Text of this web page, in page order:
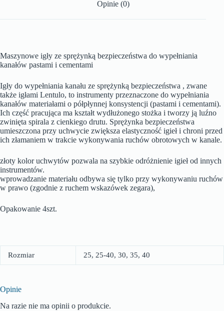
Opinie (0)
Maszynowe igły ze sprężynką bezpieczeństwa do wypełniania
kanałów pastami i cementami
Igły do wypełniania kanału ze sprężynką bezpieczeństwa , zwane
także igłami Lentulo, to instrumenty przeznaczone do wypełniania
kanałów materiałami o półpłynnej konsystencji (pastami i cementami).
Ich część pracująca ma kształt wydłużonego stożka i tworzy ją luźno
zwinięta spirala z cienkiego drutu. Sprężynka bezpieczeństwa
umieszczona przy uchwycie zwiększa elastyczność igieł i chroni przed
ich złamaniem w trakcie wykonywania ruchów obrotowych w kanale.
złoty kolor uchwytów pozwala na szybkie odróżnienie igieł od innych
instrumentów.
wprowadzanie materiału odbywa się tylko przy wykonywaniu ruchów
w prawo (zgodnie z ruchem wskazówek zegara),
Opakowanie 4szt.
Rozmiar 25, 25-40, 30, 35, 40
Opinie
Na razie nie ma opinii o produkcie.